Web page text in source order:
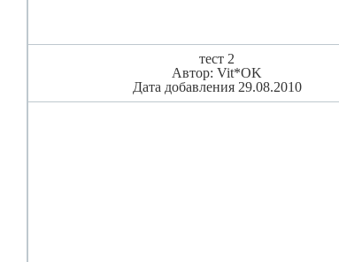
тест 2
Автор: Vit*OK
Дата добавления 29.08.2010